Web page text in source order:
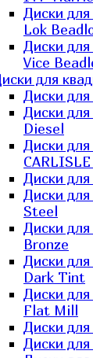
Диски
Lok
Диски
Vice
для
Диски
Диски
Diesel
Диски для
Диски для
Диски
Steel
Диски
Bronze
Диски
Dark Tint
Диски
Flat Mill
Диски
Диски